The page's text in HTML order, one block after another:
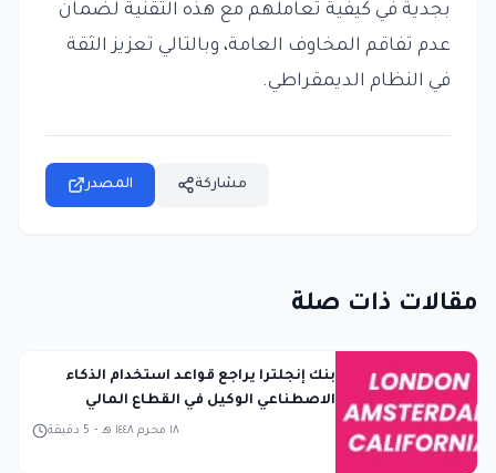
بجدية في كيفية تعاملهم مع هذه التقنية لضمان
عدم تفاقم المخاوف العامة، وبالتالي تعزيز الثقة
في النظام الديمقراطي.
المصدر مشاركة
مقالات ذات صلة
بنك إنجلترا يراجع قواعد استخدام الذكاء
الاصطناعي الوكيل في القطاع المالي
5 دقيقة - ١٨ محرم ١٤٤٨ هـ